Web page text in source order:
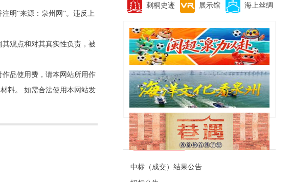
明“来源：泉州网”。违反上
观点和对其真实性负责，被
品使用费，请本网站所用作
料。 如需合法使用本网站发
刺桐史迹 展示馆 海上丝绸
便民资讯
中标（成交）结果公告